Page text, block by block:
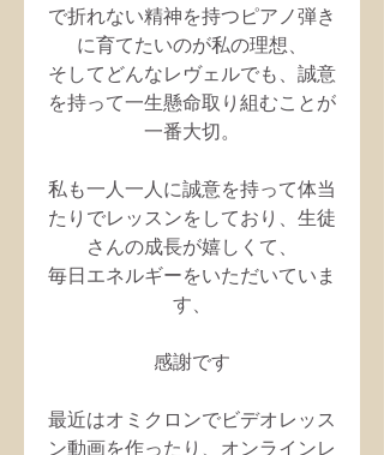
で折れない精神を持つピアノ弾き
に育てたいのが私の理想、
そしてどんなレヴェルでも、誠意
を持って一生懸命取り組むことが
一番大切。
私も一人一人に誠意を持って体当
たりでレッスンをしており、生徒
さんの成長が嬉しくて、
毎日エネルギーをいただいていま
す、
感謝です
最近はオミクロンでビデオレッス
ン動画を作ったり、オンラインレ